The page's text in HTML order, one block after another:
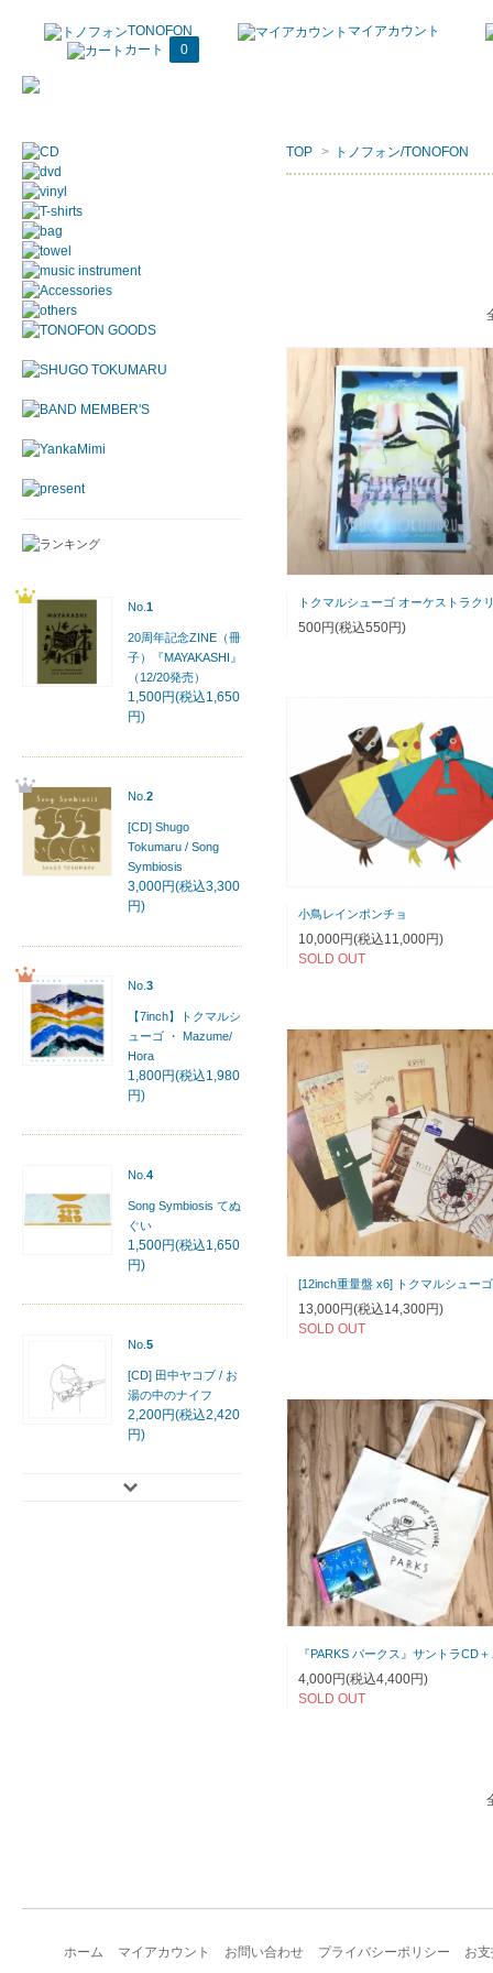
TONOFON
マイアカウント
カート
0
TOP > トノフォン/TONOFON
500円(税込550円)
小鳥レインポンチョ
10,000円(税込11,000円)
SOLD OUT
13,000円(税込14,300円)
SOLD OUT
4,000円(税込4,400円)
SOLD OUT
No.1
20周年記念ZINE（冊
子）『MAYAKASHI』
（12/20発売）
1,500円(税込1,650
円)
No. 2
[CD] Shugo
Tokumaru / Song
Symbiosis
3,000円(税込3,300
円)
No. 3
【7inch】トクマルシ
ューゴ ・ Mazume/
Hora
1,800円(税込1,980
円)
No. 4
Song Symbiosis てぬ
ぐい
1,500円(税込1,650
円)
No. 5
[CD] 田中ヤコブ / お
湯の中のナイフ
2,200円(税込2,420
円)
ホーム マイアカウント お問い合わせ プライバシーポリシー お